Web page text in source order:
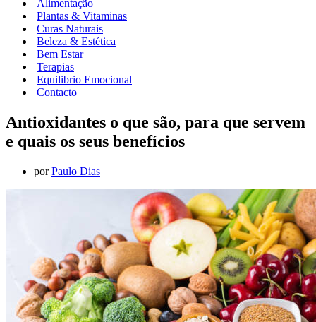
Alimentação
Plantas & Vitaminas
Curas Naturais
Beleza & Estética
Bem Estar
Terapias
Equilibrio Emocional
Contacto
Antioxidantes o que são, para que servem
e quais os seus benefícios
porPaulo Dias